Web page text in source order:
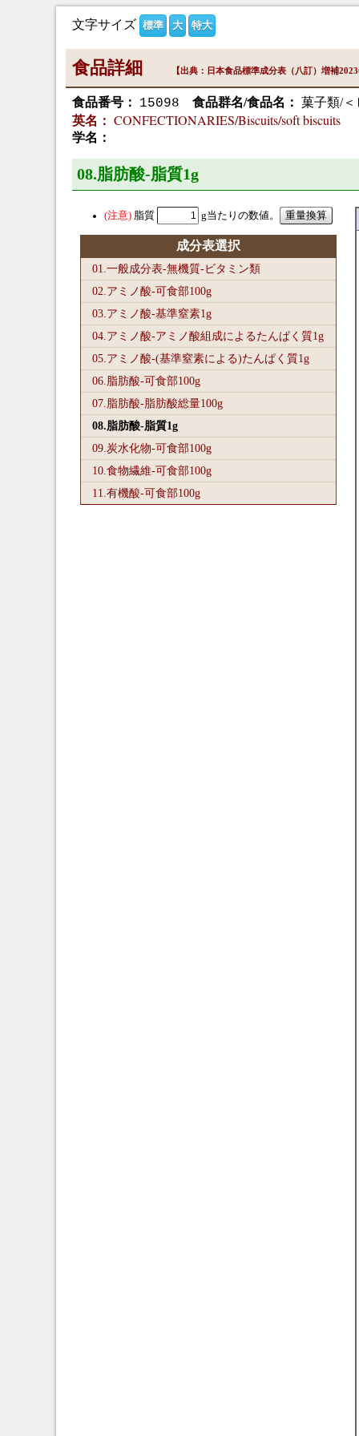
文字サイズ 標準 大 特大
食品詳細 【出典：日本食品標準成分表（八訂）増補
食品番号： 15098 食品群名/食品名： 菓子類/
英名： CONFECTIONARIES/Biscuits/soft biscuits
学名：
08.脂肪酸-脂質1g
脂質 g当たりの数値。
成分表選択
01.一般成分表-無機質-ビタミン類
02.アミノ酸-可食部100g
03.アミノ酸-基準窒素1g
04.アミノ酸-アミノ酸組成によるたんぱく質1g
05.アミノ酸-(基準窒素による)たんぱく質1g
06.脂肪酸-可食部100g
07.脂肪酸-脂肪酸総量100g
08.脂肪酸-脂質1g
09.炭水化物-可食部100g
10.食物繊維-可食部100g
11.有機酸-可食部100g